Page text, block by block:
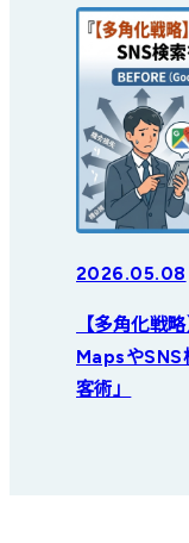
2026.05.08
【多角化戦
MapsやSNS
客術」